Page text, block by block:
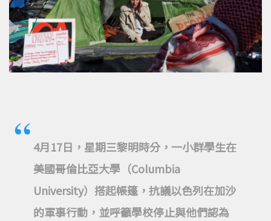
4月17日，星期三黎明時分，一小群學生在
美國哥倫比亞大學（Columbia
University）搭起帳篷，抗議以色列在加沙
的軍事行動，並呼籲學校停止與他們認為